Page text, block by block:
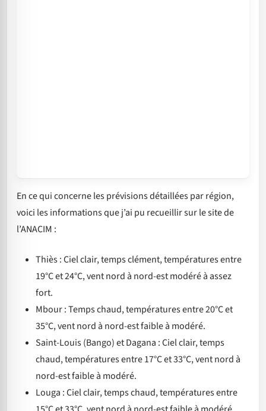
En ce qui concerne les prévisions détaillées par région,
voici les informations que j’ai pu recueillir sur le site de
l’ANACIM :
Thiès : Ciel clair, temps clément, températures entre
19°C et 24°C, vent nord à nord-est modéré à assez
fort.
Mbour : Temps chaud, températures entre 20°C et
35°C, vent nord à nord-est faible à modéré.
Saint-Louis (Bango) et Dagana : Ciel clair, temps
chaud, températures entre 17°C et 33°C, vent nord à
nord-est faible à modéré.
Louga : Ciel clair, temps chaud, températures entre